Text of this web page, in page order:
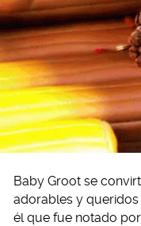
Baby Groot se
adorables y
él que fue notado